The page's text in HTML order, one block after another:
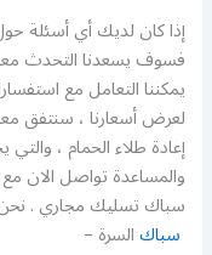
إذا كان لديك أي أسئلة
فسوف يسعدنا التحدث
يمكننا التعامل مع
لعرض أسعارنا ، سنتفق
إعادة طلاء الحمام ،
والمساعدة تواصل الان
سباك تسليك مجاري .
سباكالسرة –